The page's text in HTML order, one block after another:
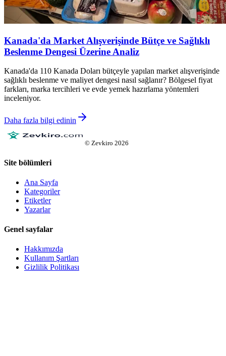
Kanada'da Market Alışverişinde Bütçe ve Sağlıklı
Beslenme Dengesi Üzerine Analiz
Kanada'da 110 Kanada Doları bütçeyle yapılan market alışverişinde
sağlıklı beslenme ve maliyet dengesi nasıl sağlanır? Bölgesel fiyat
farkları, marka tercihleri ve evde yemek hazırlama yöntemleri
inceleniyor.
Daha fazla bilgi edinin
© Zevkiro 2026
Site bölümleri
Ana Sayfa
Kategoriler
Etiketler
Yazarlar
Genel sayfalar
Hakkımızda
Kullanım Şartları
Gizlilik Politikası